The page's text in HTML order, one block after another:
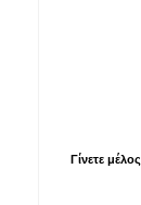
Γίνετε μέλος